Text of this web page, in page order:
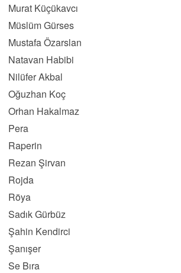
Murat Küçükavcı
Müslüm Gürses
Mustafa Özarslan
Natavan Habibi
Nilüfer Akbal
Oğuzhan Koç
Orhan Hakalmaz
Pera
Raperin
Rezan Şirvan
Rojda
Röya
Sadık Gürbüz
Şahin Kendirci
Şanışer
Se Bıra